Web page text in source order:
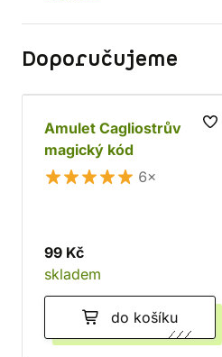
Doporučujeme
Amulet Cagliostrův
magický kód
6×
99 Kč
skladem
do košíku